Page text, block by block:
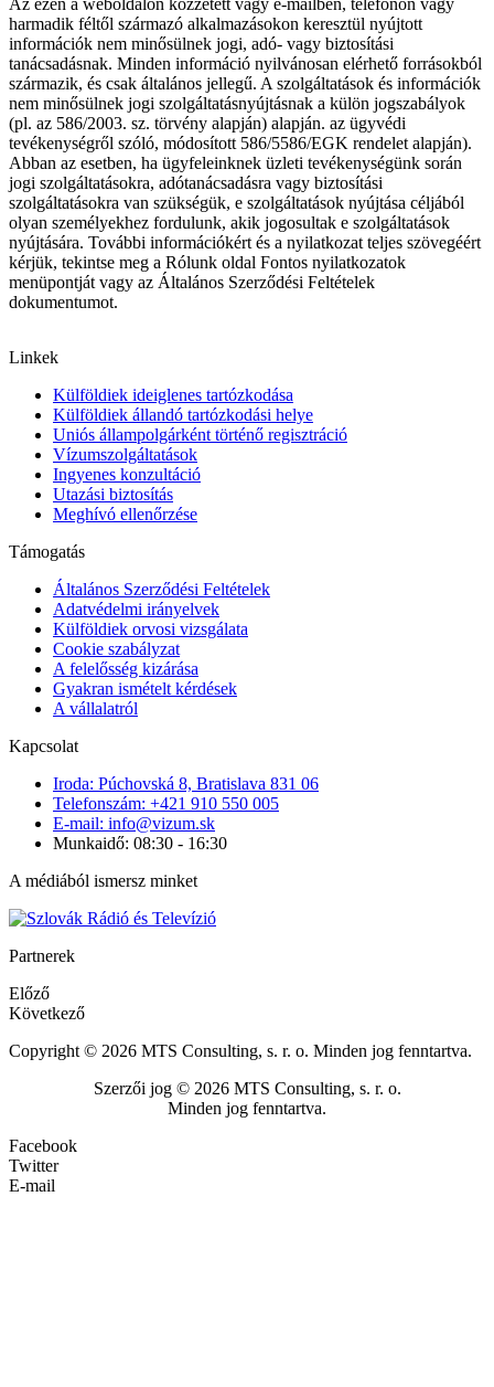
harmadik féltől származó alkalmazásokon keresztül nyújtott
információk nem minősülnek jogi, adó- vagy biztosítási
tanácsadásnak. Minden információ nyilvánosan elérhető forrásokból
származik, és csak általános jellegű. A szolgáltatások és információk
nem minősülnek jogi szolgáltatásnyújtásnak a külön jogszabályok
(pl. az 586/2003. sz. törvény alapján) alapján. az ügyvédi
tevékenységről szóló, módosított 586/5586/EGK rendelet alapján).
Abban az esetben, ha ügyfeleinknek üzleti tevékenységünk során
jogi szolgáltatásokra, adótanácsadásra vagy biztosítási
szolgáltatásokra van szükségük, e szolgáltatások nyújtása céljából
olyan személyekhez fordulunk, akik jogosultak e szolgáltatások
nyújtására. További információkért és a nyilatkozat teljes szövegéért
kérjük, tekintse meg a Rólunk oldal Fontos nyilatkozatok
menüpontját vagy az Általános Szerződési Feltételek
dokumentumot.
Linkek
Külföldiek ideiglenes tartózkodása
Külföldiek állandó tartózkodási helye
Uniós állampolgárként történő regisztráció
Vízumszolgáltatások
Ingyenes konzultáció
Utazási biztosítás
Meghívó ellenőrzése
Támogatás
Általános Szerződési Feltételek
Adatvédelmi irányelvek
Külföldiek orvosi vizsgálata
Cookie szabályzat
A felelősség kizárása
Gyakran ismételt kérdések
A vállalatról
Kapcsolat
Iroda: Púchovská 8, Bratislava 831 06
Telefonszám: +421 910 550 005
E-mail: info@vizum.sk
Munkaidő: 08:30 - 16:30
A médiából ismersz minket
Partnerek
Előző
Következő
Copyright © 2026 MTS Consulting, s. r. o. Minden jog fenntartva.
Szerzői jog © 2026 MTS Consulting, s. r. o.
Minden jog fenntartva.
Facebook
Twitter
E-mail